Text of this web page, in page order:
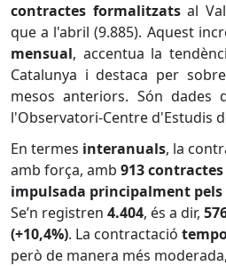
contractes formalitzats al
que a l'abril (9.885). Aquest
mensual, accentua la
Catalunya i destaca per
mesos anteriors. Són dades
l'Observatori-Centre d'Estudis
En termes interanuals, la
amb força, amb 913 contractes
impulsada principalment
Se’n registren 4.404, és a dir,
(+10,4%). La contractació
però de manera més